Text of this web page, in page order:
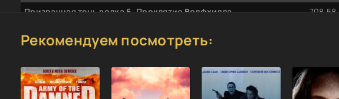
Призрачная тень волка 6. Проклятие Волфхилла.
708.58
Хэллоуин 6: Проклятие Майкла Майерса / Halloween: The Curse
of Michael Myers (1995) BDRip 1080p | P2, A
Хэллоуин 6: Проклятие Майкла Майерса / Halloween: The Curse
of Michael Myers (1995) BDRip-AVC от MediaClub | P2, A
2.44 GB
Рекомендуем посмотреть: